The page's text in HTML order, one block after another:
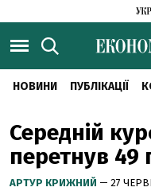
НОВИНИ ПУБЛІКАЦІЇ
Середній
перетнув 49
АРТУР КРИЖНИЙ — 27